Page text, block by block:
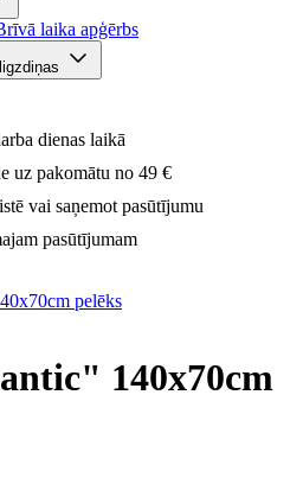
laika apģērbs
dienas laikā
uz pakomātu no 49 €
vai saņemot pasūtījumu
pasūtījumam
pelēks
140x70cm